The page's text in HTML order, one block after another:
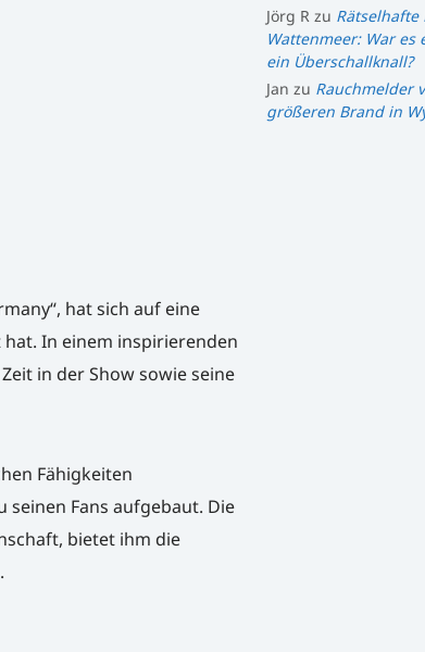
hat sich auf eine
In einem inspirierenden
in der Show sowie seine
Fähigkeiten
Fans aufgebaut. Die
bietet ihm die
Jörg Rzu
Wattenmeer: War es
ein Überschallknall?
Jan zu Rauchmelder
größeren Brand in